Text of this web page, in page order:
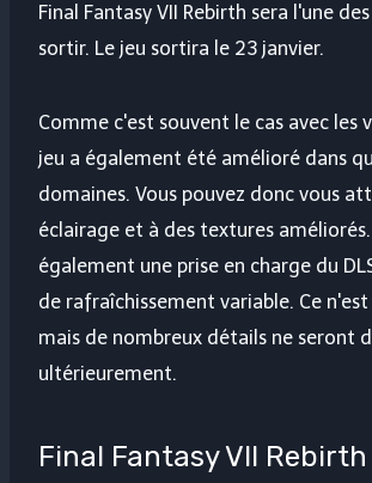
Final Fantasy VII Rebirth sera l'une
sortir. Le jeu sortira le 23 janvier.
Comme c'est souvent le cas avec les
jeu a également été amélioré dans
domaines. Vous pouvez donc vous
éclairage et à des textures
également une prise en charge du
de rafraîchissement variable. Ce
mais de nombreux détails ne seront
ultérieurement.
Final Fantasy VII Rebirth